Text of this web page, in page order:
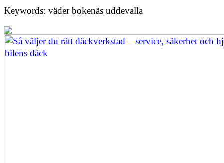
Keywords: väder bokenäs uddevalla